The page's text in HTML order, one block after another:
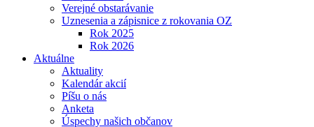
Verejné obstarávanie
Uznesenia a zápisnice z rokovania OZ
Rok 2025
Rok 2026
Aktuálne
Aktuality
Kalendár akcií
Píšu o nás
Anketa
Úspechy našich občanov